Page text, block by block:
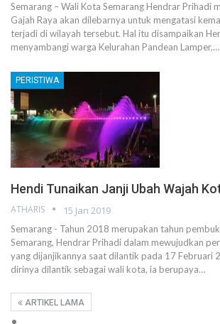
Semarang – Wali Kota Semarang Hendrar Prihadi
Gajah Raya akan dilebarnya untuk mengatasi
terjadi di wilayah tersebut. Hal itu disampaikan
menyambangi warga Kelurahan Pandean Lamper,…
PERISTIWA
Hendi Tunaikan Janji Ubah Wajah
ATHARIS 15 Jan 2019
Semarang - Tahun 2018 merupakan tahun
Semarang, Hendrar Prihadi dalam mewujudkan
yang dijanjikannya saat dilantik pada 17 Februari
dirinya dilantik sebagai wali kota, ia berupaya…
ARTIKEL LAMA